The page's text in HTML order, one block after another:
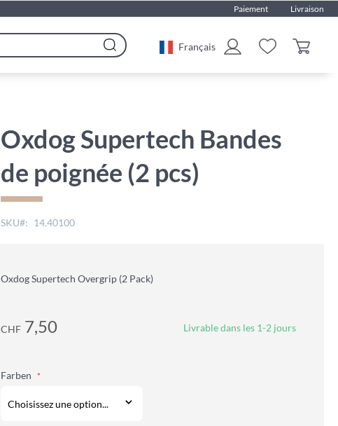
Paiement Livraison
Rechercher
Français
Oxdog Supertech Bandes
de poignée (2 pcs)
SKU 14.40100
Oxdog Supertech Overgrip (2 Pack)
CHF 7,50 Livrable dans les 1-2 jours
Farben